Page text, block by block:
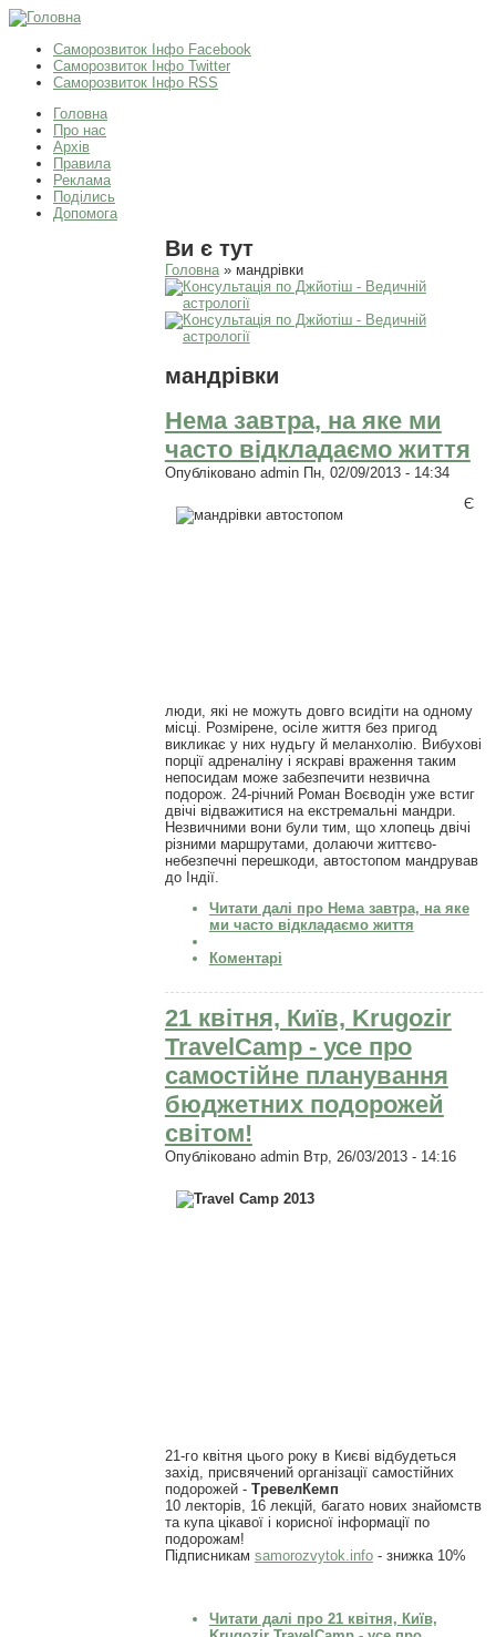
Саморозвиток Інфо Facebook
Саморозвиток Інфо Twitter
Саморозвиток Інфо RSS
Головна
Про нас
Архів
Правила
Реклама
Поділись
Допомога
Ви є тут
Головна» мандрівки
мандрівки
Нема завтра, на яке ми
часто відкладаємо життя
Опубліковано adminПн, 02/09/2013 - 14:34
Є
люди, які не можуть довго всидіти на одному
місці. Розмірене, осіле життя без пригод
викликає у них нудьгу й меланхолію. Вибухові
порції адреналіну і яскраві враження таким
непосидам може забезпечити незвична
подорож. 24-річний Роман Воєводін уже встиг
двічі відважитися на екстремальні мандри.
Незвичними вони були тим, що хлопець двічі
різними маршрутами, долаючи життєво-
небезпечні перешкоди, автостопом мандрував
до Індії.
Читати далі про Нема завтра, на яке
ми часто відкладаємо життя
Коментарі
21 квітня, Київ, Krugozir
TravelCamp - усе про
самостійне планування
бюджетних подорожей
світом!
Опубліковано adminВтр, 26/03/2013 - 14:16
21-го квітня цього року в Києві відбудеться
захід, присвячений організації самостійних
подорожей - ТревелКемп
10 лекторів, 16 лекцій, багато нових знайомств
та купа цікавої і корисної інформації по
подорожам!
Підписникам samorozvytok.info- знижка 10%
Читати далі про 21 квітня, Київ,